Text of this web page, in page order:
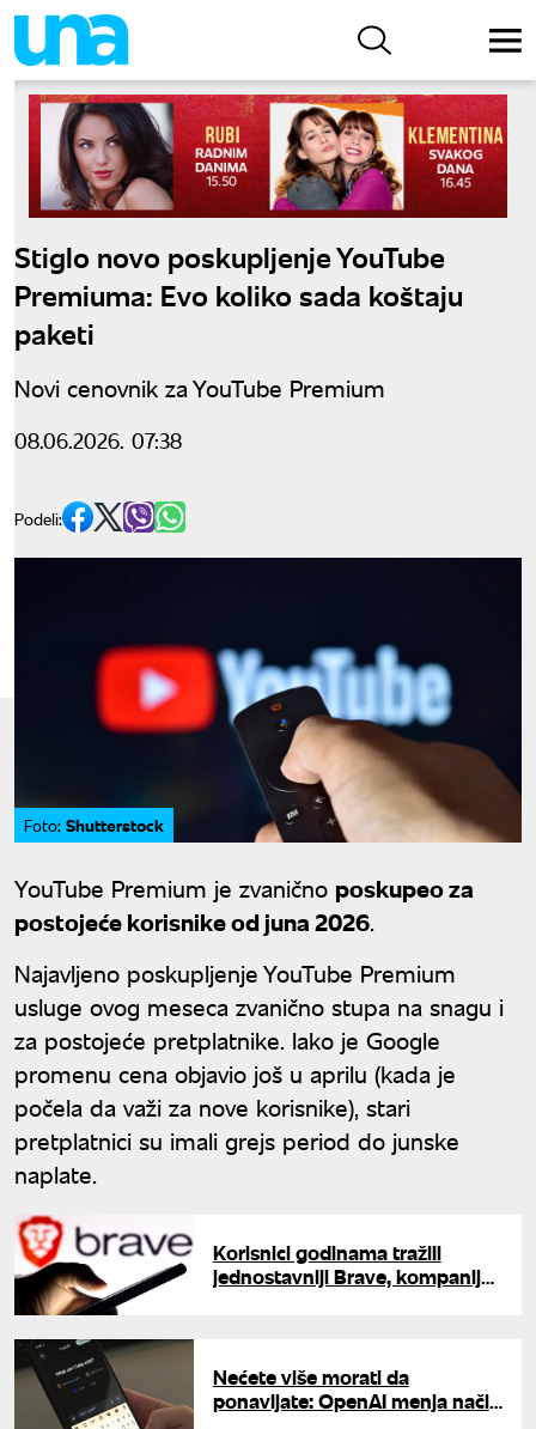
Stiglo novo poskupljenje YouTube
Premiuma: Evo koliko sada koštaju
paketi
Novi cenovnik za YouTube Premium
08.06.2026. 07:38
Podeli:
Foto: Shutterstock
YouTube Premium je zvanično poskupeo za
postojeće korisnike od juna 2026.
Najavljeno poskupljenje YouTube Premium
usluge ovog meseca zvanično stupa na snagu i
za postojeće pretplatnike. Iako je Google
promenu cena objavio još u aprilu (kada je
počela da važi za nove korisnike), stari
pretplatnici su imali grejs period do junske
naplate.
Korisnici godinama tražili
jednostavniji Brave, kompanija
Nećete više morati da
ponavljate: OpenAI menja način